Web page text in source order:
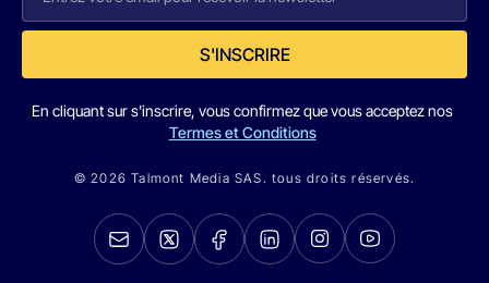
S'INSCRIRE
En cliquant sur s'inscrire, vous confirmez que vous acceptez nos
Termes et Conditions
© 2026 Talmont Media SAS. tous droits réservés.